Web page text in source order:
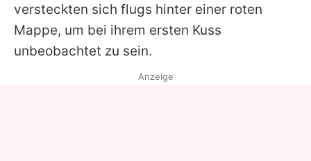
versteckten sich flugs hinter einer roten
Mappe, um bei ihrem ersten Kuss
unbeobachtet zu sein.
Anzeige